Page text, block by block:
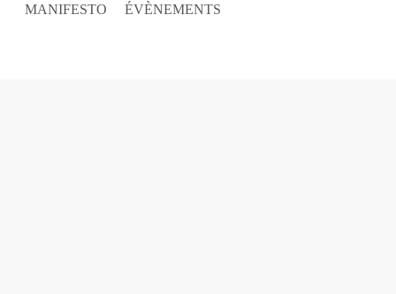
MANIFESTO ÉVÈNEMENTS